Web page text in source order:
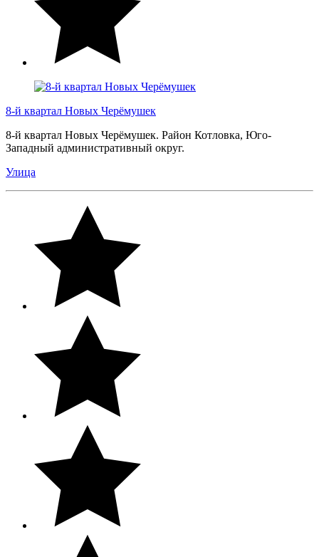
8-й квартал Новых Черёмушек
8-й квартал Новых Черёмушек. Район Котловка, Юго-
Западный административный округ.
Улица